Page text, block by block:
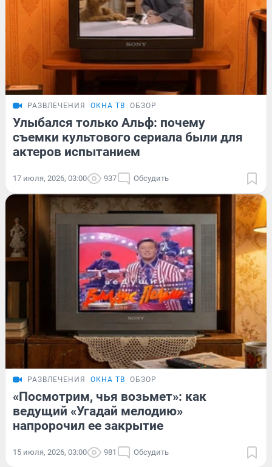
РАЗВЛЕЧЕНИЯ ОКНА ТВ ОБЗОР
Улыбался только Альф: почему
съемки культового сериала были для
актеров испытанием
17 июля, 2026, 03:00 937 Обсудить
РАЗВЛЕЧЕНИЯ ОКНА ТВ ОБЗОР
«Посмотрим, чья возьмет»: как
ведущий «Угадай мелодию»
напророчил ее закрытие
15 июля, 2026, 03:00 981 Обсудить